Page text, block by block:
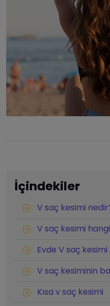
İçindekiler
V saç kesimi
V saç kesimi
Evde V saç kesimi
V saç kesiminin
Kısa v saç kesimi